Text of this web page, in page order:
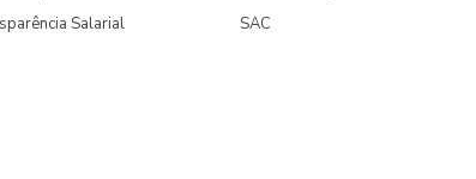
Salarial
SAC